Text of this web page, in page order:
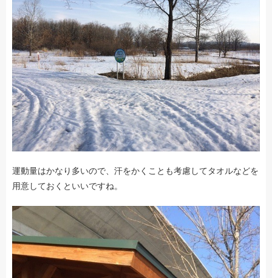
運動量はかなり多いので、汗をかくことも考慮してタオルなどを
用意しておくといいですね。